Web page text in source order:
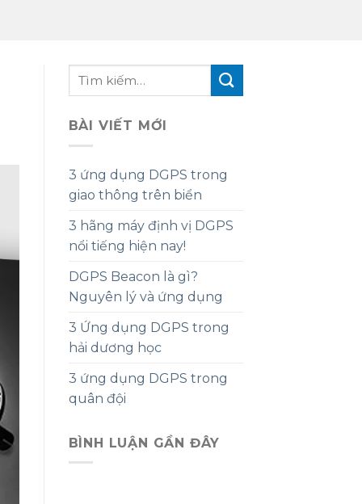
BÀI VIẾT MỚI
3 ứng dụng DGPS trong
giao thông trên biển
3 hãng máy định vị DGPS
nổi tiếng hiện nay!
DGPS Beacon là gì?
Nguyên lý và ứng dụng
3 Ứng dụng DGPS trong
hải dương học
3 ứng dụng DGPS trong
quân đội
BÌNH LUẬN GẦN ĐÂY